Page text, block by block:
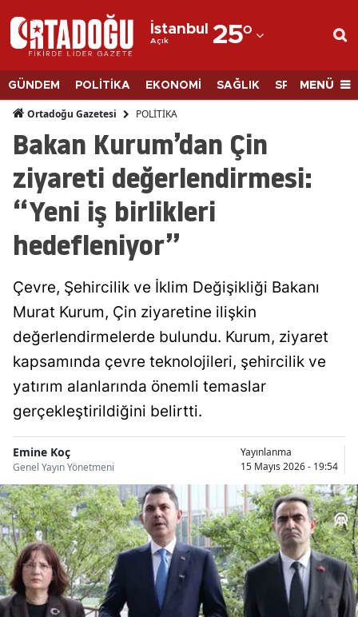
İstanbul
Açık 25°
Adana
Adıyaman
Afyonkarahisar
Ağrı
Amasya
Ankara
Antalya
Artvin
Aydın
Balıkesir
Bingöl
Bitlis
Burdur
Bursa
Çanakkale
Çankırı
GÜNDEM POLİTİKA EKONOMİ SAĞLIK SPORMENÜ
Ortadoğu Gazetesi POLİTİKA
Bakan Kurum’dan Çin
ziyareti değerlendirmesi:
“Yeni iş birlikleri
hedefleniyor”
Çevre, Şehircilik ve İklim Değişikliği Bakanı
Murat Kurum, Çin ziyaretine ilişkin
değerlendirmelerde bulundu. Kurum, ziyaret
kapsamında çevre teknolojileri, şehircilik ve
yatırım alanlarında önemli temaslar
gerçekleştirildiğini belirtti.
Emine Koç
Genel Yayın Yönetmeni
Yayınlanma
15 Mayıs 2026 - 19:54